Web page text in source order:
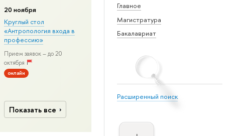
Главное
Магистратура
Бакалавриат
Расширенный поиск
20 ноября
Круглый стол
«Антропология входа в
профессию»
Прием заявок – до 20
октября
онлайн
Показать все